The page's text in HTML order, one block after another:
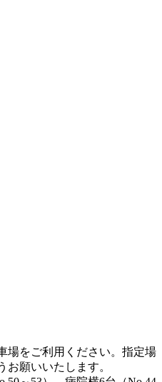
場をご利用ください。指定場
お願いいたします。